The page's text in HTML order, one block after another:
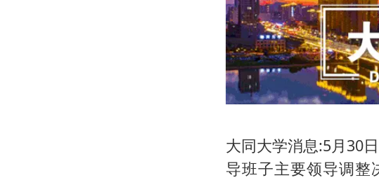
CIA
U17
泰国
法国
27岁
吉林
大同大学消息:5月30
导班子主要领导调整